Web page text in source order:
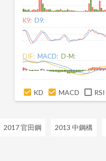
K9: D9:
DIF: MACD: D-M:
KD MACD RSI
2017 官田鋼 2013 中鋼構